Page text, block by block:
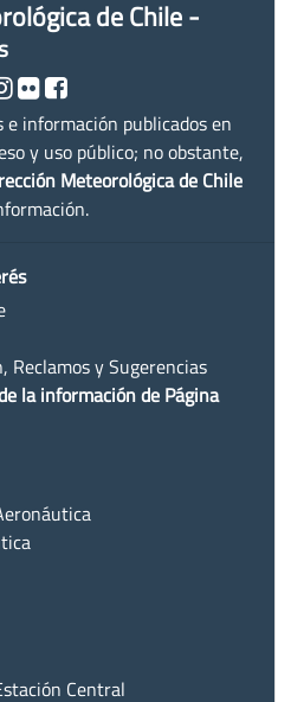
de Chile -
e información publicados en
y uso público; no obstante,
Meteorológica de Chile
Reclamos y Sugerencias
la información de Página
Central